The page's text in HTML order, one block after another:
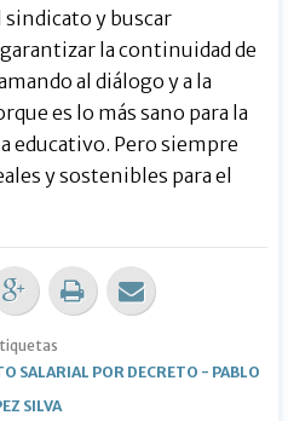
y buscar
la continuidad de
al diálogo y a la
es lo más sano para la
educativo. Pero siempre
y sostenibles para el
SALARIAL POR DECRETO - PABLO
SILVA